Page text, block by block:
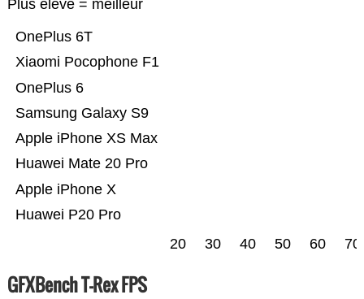
Plus élevé = meilleur
Huawei P20 Pro
Apple iPhone X
Huawei Mate 20 Pro
Apple iPhone XS Max
Samsung Galaxy S9
OnePlus 6
Xiaomi Pocophone F1
OnePlus 6T
20 30 40 50 60 70
GFXBench T-Rex FPS